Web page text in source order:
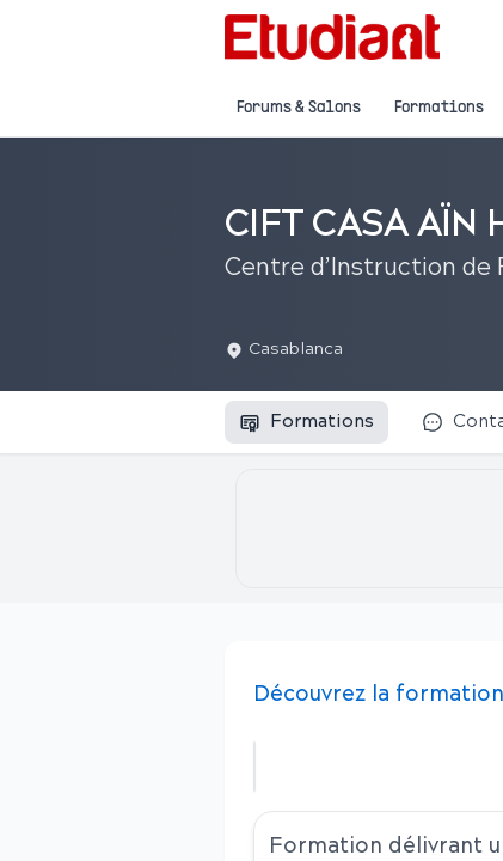
Forums & Salons Formations
CIFT CASA AÏN
Centre d’Instruction de
Casablanca
Formations
Découvrez la formation
Formation délivrant